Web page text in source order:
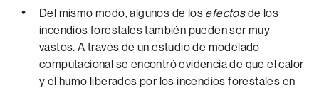
Del mismo modo, algunos de los efectosde los
incendios forestales también pueden ser muy
vastos. A través de un estudio de modelado
computacional se encontró evidencia de que el calor
y el humo liberados por los incendios forestales en